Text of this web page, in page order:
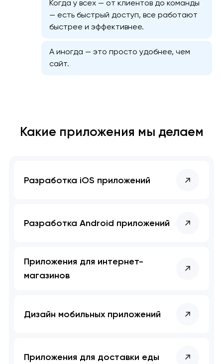
Когда у всех — от клиентов до команды
— есть быстрый доступ, все работают
быстрее и эффективнее.
А иногда — это просто удобнее, чем
сайт.
Какие приложения мы делаем
Разработка iOS приложений
Разработка Android приложений
Приложения для интернет-
магазинов
Дизайн мобильных приложений
Приложения для доставки еды